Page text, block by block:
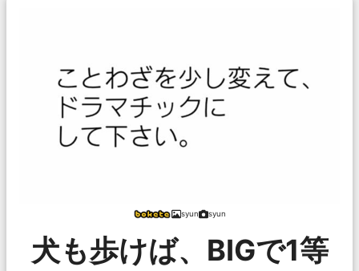
syun syun
犬も歩けば、BIGで1等